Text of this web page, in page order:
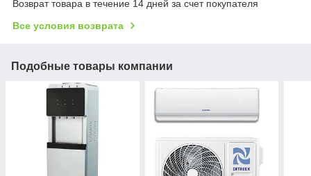
Возврат товара в течение 14 дней за счет покупателя
Все условия возврата
Подобные товары компании